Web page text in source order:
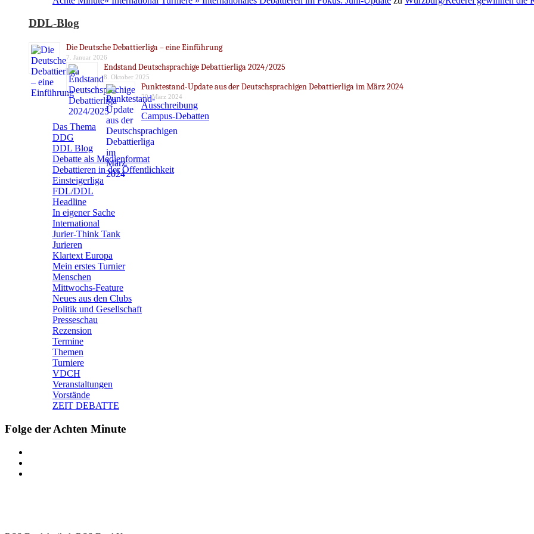
DDL-Blog
Die Deutsche Debattierliga – eine Einführung
7. Januar 2026
Endstand Deutschsprachige Debattierliga 2024/2025
8. Oktober 2025
Punktestand-Update aus der Deutschsprachigen Debattierliga im März 2024
20. März 2024
Ausschreibung
Campus-Debatten
Das Thema
DDG
DDL Blog
Debatte als Medienformat
Debattieren in der Öffentlichkeit
Einsteigerliga
FDL/DDL
Headline
In eigener Sache
International
Jurier-Think Tank
Jurieren
Klartext Europa
Mein erstes Turnier
Menschen
Mittwochs-Feature
Neues aus den Clubs
Politik und Gesellschaft
Presseschau
Rezension
Termine
Themen
Turniere
VDCH
Veranstaltungen
Vorstände
ZEIT DEBATTE
Folge der Achten Minute